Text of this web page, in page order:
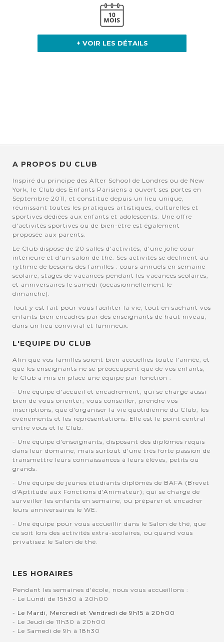
+ VOIR LES DÉTAILS
A PROPOS DU CLUB
Inspiré du principe des After School de Londres ou de New
York, le Club des Enfants Parisiens a ouvert ses portes en
Septembre 2011, et constitue depuis un lieu unique,
réunissant toutes les pratiques artistiques, culturelles et
sportives dédiées aux enfants et adolescents. Une offre
d'activités sportives ou de bien-être est également
proposée aux parents.
Le Club dispose de 20 salles d'activités, d'une jolie cour
intérieure et d'un salon de thé. Ses activités se déclinent au
rythme de besoins des familles : cours annuels en semaine
scolaire, stages de vacances pendant les vacances scolaires,
et anniversaires le samedi (occasionnellement le
dimanche).
Tout y est fait pour vous faciliter la vie, tout en sachant vos
enfants bien encadrés par des enseignants de haut niveau,
dans un lieu convivial et lumineux.
L'EQUIPE DU CLUB
Afin que vos familles soient bien accuellies toute l'année, et
que les enseignants ne se préoccupent que de vos enfants,
le Club a mis en place une équipe par fonction :
- Une équipe d'accueil et encadrement, qui se charge aussi
bien de vous orienter, vous conseiller, prendre vos
inscriptions, que d'organiser la vie quotidienne du Club, les
évènements et les représentations. Elle est le point central
entre vous et le Club.
- Une équipe d'enseignants, disposant des diplômes requis
dans leur domaine, mais surtout d'une très forte passion de
transmettre leurs connaissances à leurs élèves, petits ou
grands.
- Une équipe de jeunes étudiants diplômés de BAFA (Brevet
d'Aptitude aux Fonctions d'Animateur); qui se charge de
surveiller les enfants en semaine, ou préparer et encadrer
leurs anniversaires le WE.
- Une équipe pour vous accueillir dans le Salon de thé, que
ce soit lors des activités extra-scolaires, ou quand vous
privatisez le Salon de thé.
LES HORAIRES
Pendant les semaines d'école, nous vous accueillons :
- Le Lundi de 15h30 à 20h00
- Le Mardi, Mercredi et Vendredi de 9h15 à 20h00
- Le Jeudi de 11h30 à 20h00
- Le Samedi de 9h à 18h30